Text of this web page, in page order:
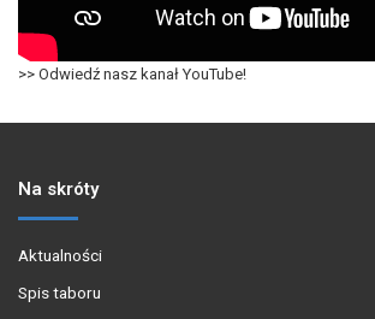
>> Odwiedź nasz kanał YouTube!
Na skróty
Aktualności
Spis taboru